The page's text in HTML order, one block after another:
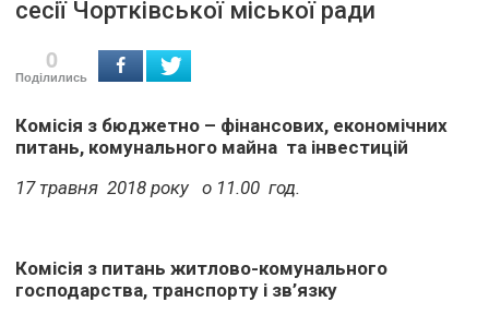
сесії Чортківської міської ради
0
Поділились
Комісія з бюджетно – фінансових, економічних
питань, комунального майна та інвестицій
17 травня 2018 року о 11.00 год.
Комісія з питань житлово-комунального
господарства, транспорту і зв’язку